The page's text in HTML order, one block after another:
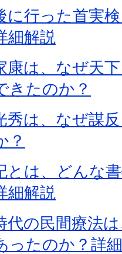
に行った首実
細解説
康は、なぜ天
きたのか？
秀は、なぜ謀
？
とは、どんな
細解説
代の民間療法
ったのか？詳